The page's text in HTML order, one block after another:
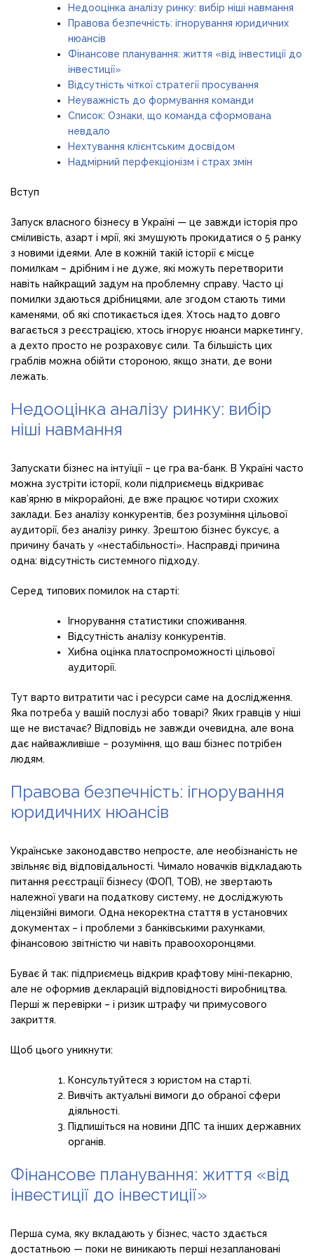
Недооцінка аналізу ринку: вибір ніші навмання
Правова безпечність: ігнорування юридичних
нюансів
Фінансове планування: життя «від інвестиції до
інвестиції»
Відсутність чіткої стратегії просування
Неуважність до формування команди
Список: Ознаки, що команда сформована
невдало
Нехтування клієнтським досвідом
Надмірний перфекціонізм і страх змін
Вступ
Запуск власного бізнесу в Україні — це завжди історія про
сміливість, азарт і мрії, які змушують прокидатися о 5 ранку
з новими ідеями. Але в кожній такій історії є місце
помилкам – дрібним і не дуже, які можуть перетворити
навіть найкращий задум на проблемну справу. Часто ці
помилки здаються дрібницями, але згодом стають тими
каменями, об які спотикається ідея. Хтось надто довго
вагається з реєстрацією, хтось ігнорує нюанси маркетингу,
а дехто просто не розраховує сили. Та більшість цих
граблів можна обійти стороною, якщо знати, де вони
лежать.
Недооцінка аналізу ринку: вибір
ніші навмання
Запускати бізнес на інтуїції – це гра ва-банк. В Україні часто
можна зустріти історії, коли підприємець відкриває
кав’ярню в мікрорайоні, де вже працює чотири схожих
заклади. Без аналізу конкурентів, без розуміння цільової
аудиторії, без аналізу ринку. Зрештою бізнес буксує, а
причину бачать у «нестабільності». Насправді причина
одна: відсутність системного підходу.
Серед типових помилок на старті:
Ігнорування статистики споживання.
Відсутність аналізу конкурентів.
Хибна оцінка платоспроможності цільової
аудиторії.
Тут варто витратити час і ресурси саме на дослідження.
Яка потреба у вашій послузі або товарі? Яких гравців у ніші
ще не вистачає? Відповідь не завжди очевидна, але вона
дає найважливіше – розуміння, що ваш бізнес потрібен
людям.
Правова безпечність: ігнорування
юридичних нюансів
Українське законодавство непросте, але необізнаність не
звільняє від відповідальності. Чимало новачків відкладають
питання реєстрації бізнесу (ФОП, ТОВ), не звертають
належної уваги на податкову систему, не досліджують
ліцензійні вимоги. Одна некоректна стаття в установчих
документах – і проблеми з банківськими рахунками,
фінансовою звітністю чи навіть правоохоронцями.
Буває й так: підприємець відкрив крафтову міні-пекарню,
але не оформив декларацій відповідності виробництва.
Перші ж перевірки – і ризик штрафу чи примусового
закриття.
Щоб цього уникнути:
Консультуйтеся з юристом на старті.
Вивчіть актуальні вимоги до обраної сфери
діяльності.
Підпишіться на новини ДПС та інших державних
органів.
Фінансове планування: життя «від
інвестиції до інвестиції»
Перша сума, яку вкладають у бізнес, часто здається
достатньою — поки не виникають перші незаплановані